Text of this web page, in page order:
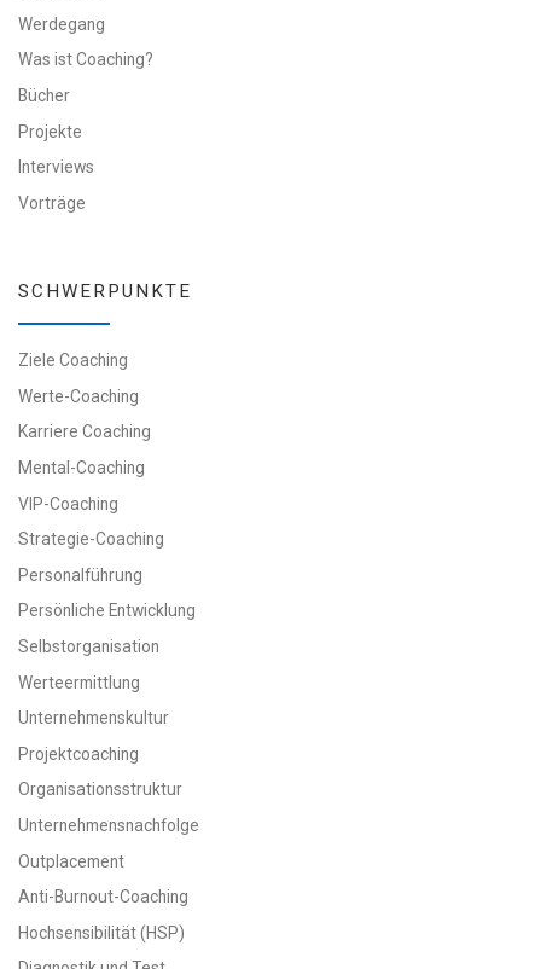
Werdegang
Was ist Coaching?
Bücher
Projekte
Interviews
Vorträge
SCHWERPUNKTE
Ziele Coaching
Werte-Coaching
Karriere Coaching
Mental-Coaching
VIP-Coaching
Strategie-Coaching
Personalführung
Persönliche Entwicklung
Selbstorganisation
Werteermittlung
Unternehmenskultur
Projektcoaching
Organisationsstruktur
Unternehmensnachfolge
Outplacement
Anti-Burnout-Coaching
Hochsensibilität (HSP)